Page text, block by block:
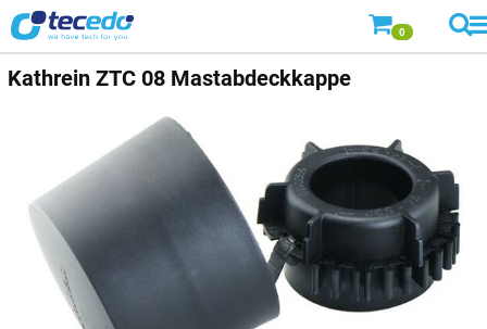
0
Kathrein ZTC 08 Mastabdeckkappe